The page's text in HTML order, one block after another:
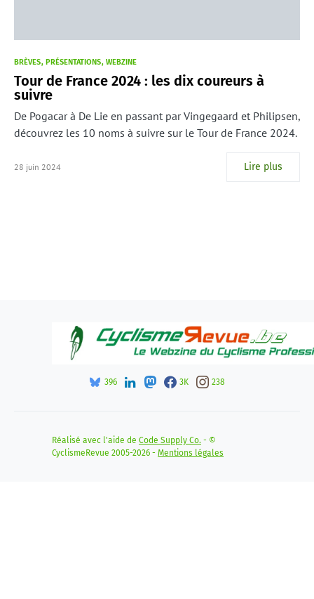
BRÈVES PRÉSENTATIONS WEBZINE
Tour de France 2024 : les dix coureurs à
suivre
De Pogacar à De Lie en passant par Vingegaard et Philipsen,
découvrez les 10 noms à suivre sur le Tour de France 2024.
28 juin 2024 Lire plus
396 3K 238
Réalisé avec l'aide de Code Supply Co. - ©
CyclismeRevue 2005-2026 - Mentions légales